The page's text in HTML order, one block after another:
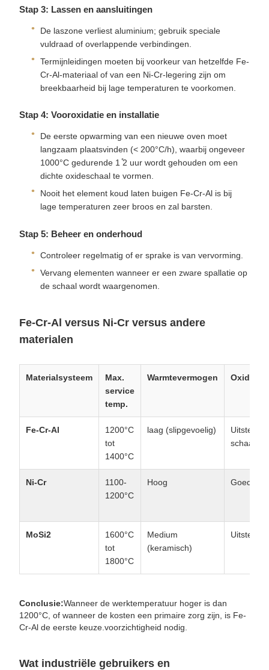
Stap 3: Lassen en aansluitingen
De laszone verliest aluminium; gebruik speciale
vuldraad of overlappende verbindingen.
Termijnleidingen moeten bij voorkeur van hetzelfde Fe-
Cr-Al-materiaal of van een Ni-Cr-legering zijn om
breekbaarheid bij lage temperaturen te voorkomen.
Stap 4: Vooroxidatie en installatie
De eerste opwarming van een nieuwe oven moet
langzaam plaatsvinden (< 200°C/h), waarbij ongeveer
1000°C gedurende 1 ̊2 uur wordt gehouden om een
dichte oxideschaal te vormen.
Nooit het element koud laten buigen Fe-Cr-Al is bij
lage temperaturen zeer broos en zal barsten.
Stap 5: Beheer en onderhoud
Controleer regelmatig of er sprake is van vervorming.
Vervang elementen wanneer er een zware spallatie op
de schaal wordt waargenomen.
Fe-Cr-Al versus Ni-Cr versus andere
materialen
Materialsysteem
Max.
service
temp.
Warmtevermogen
Fe-Cr-Al
1200°C
tot
1400°C
laag (slipgevoelig)
schaal)
Ni-Cr
1100-
1200°C
Hoog Goed
MoSi2
1600°C
tot
1800°C
Medium
(keramisch)
Conclusie:Wanneer de werktemperatuur hoger is dan
1200°C, of wanneer de kosten een primaire zorg zijn, is Fe-
Cr-Al de eerste keuze.voorzichtigheid nodig.
Wat industriële gebruikers en